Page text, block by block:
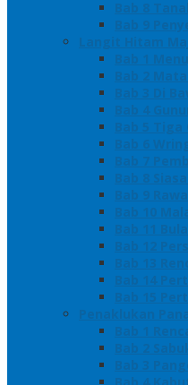
Bab 8
Bab 9
Langit Hitam
Bab 1
Bab 2
Bab 3 Di
Bab 4
Bab 5 Tiga
Bab 6
Bab 7
Bab 8
Bab 9
Bab 10
Bab 11
Bab 12
Bab 13
Bab 14
Bab 15
Penaklukan
Bab 1
Bab 2
Bab 3